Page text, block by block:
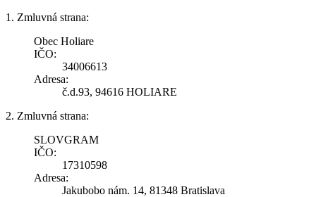
1. Zmluvná strana:
Obec Holiare
IČO:
34006613
Adresa:
č.d.93, 94616 HOLIARE
2. Zmluvná strana:
SLOVGRAM
IČO:
17310598
Adresa:
Jakubobo nám. 14, 81348 Bratislava